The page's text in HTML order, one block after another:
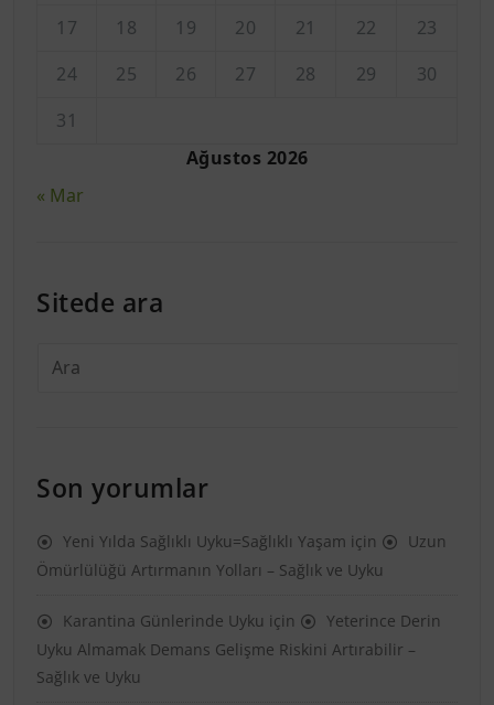
Ağustos 2026
17
18 19 20 21 22
23
24
25 26 27 28 29
30
31
« Mar
Sitede ara
Son yorumlar
Yeni Yılda Sağlıklı Uyku=Sağlıklı Yaşam için
Uzun
Ömürlülüğü Artırmanın Yolları – Sağlık ve Uyku
Karantina Günlerinde Uyku için
Yeterince Derin
Uyku Almamak Demans Gelişme Riskini Artırabilir –
Sağlık ve Uyku